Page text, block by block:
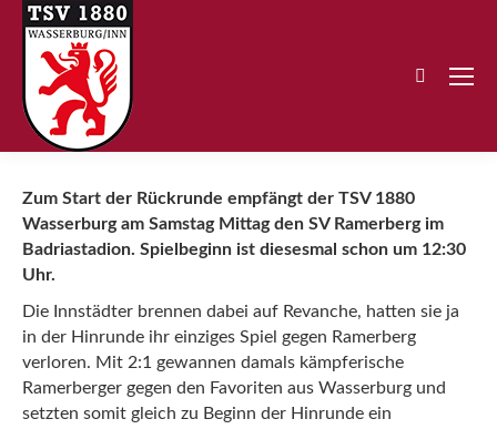
Search:
Zum Start der Rückrunde empfängt der TSV 1880
Wasserburg am Samstag Mittag den SV Ramerberg im
Badriastadion. Spielbeginn ist diesesmal schon um 12:30
Uhr.
Die Innstädter brennen dabei auf Revanche, hatten sie ja
in der Hinrunde ihr einziges Spiel gegen Ramerberg
verloren. Mit 2:1 gewannen damals kämpferische
Ramerberger gegen den Favoriten aus Wasserburg und
setzten somit gleich zu Beginn der Hinrunde ein